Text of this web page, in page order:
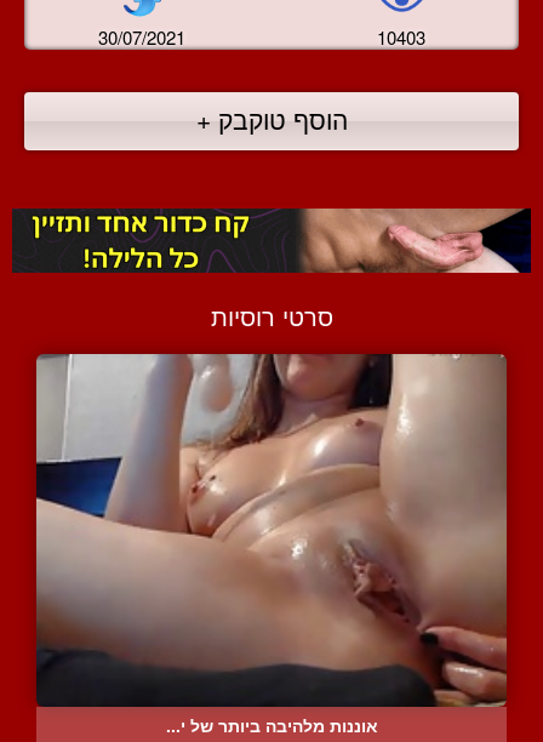
30/07/2021 10403
הוסף טוקבק +
סרטי רוסיות
אוננות מלהיבה ביותר של י...